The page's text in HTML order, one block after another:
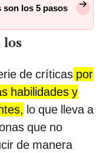
son los 5 pasos
los
de críticas por
habilidades y
lo que lleva a
que no
de manera